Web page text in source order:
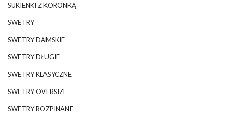
SUKIENKI Z KORONKĄ
SWETRY
SWETRY DAMSKIE
SWETRY DŁUGIE
SWETRY KLASYCZNE
SWETRY OVERSIZE
SWETRY ROZPINANE